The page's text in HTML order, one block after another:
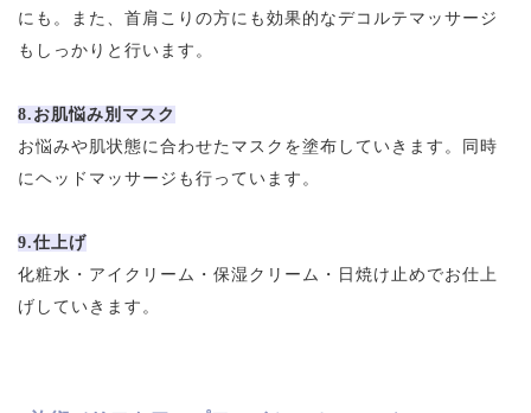
にも。また、首肩こりの方にも効果的なデコルテマッサージ
もしっかりと行います。
8.お肌悩み別マスク
お悩みや肌状態に合わせたマスクを塗布していきます。同時
にヘッドマッサージも行っています。
9.仕上げ
化粧水・アイクリーム・保湿クリーム・日焼け止めでお仕上
げしていきます。